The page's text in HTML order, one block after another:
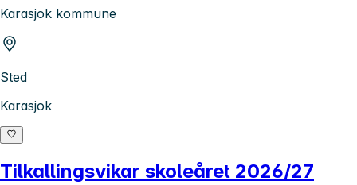
Karasjok kommune
Sted
Karasjok
Tilkallingsvikar skoleåret 2026/27